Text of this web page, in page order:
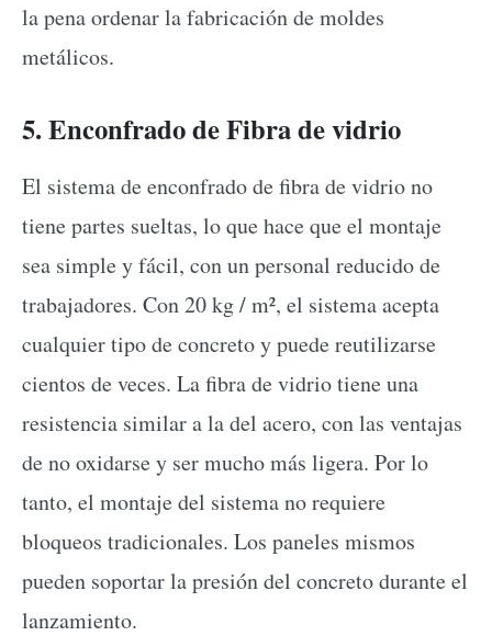
la pena ordenar la fabricación de moldes
metálicos.
5. Enconfrado de Fibra de vidrio
El sistema de enconfrado de fibra de vidrio no
tiene partes sueltas, lo que hace que el montaje
sea simple y fácil, con un personal reducido de
trabajadores. Con 20 kg / m², el sistema acepta
cualquier tipo de concreto y puede reutilizarse
cientos de veces. La fibra de vidrio tiene una
resistencia similar a la del acero, con las ventajas
de no oxidarse y ser mucho más ligera. Por lo
tanto, el montaje del sistema no requiere
bloqueos tradicionales. Los paneles mismos
pueden soportar la presión del concreto durante el
lanzamiento.